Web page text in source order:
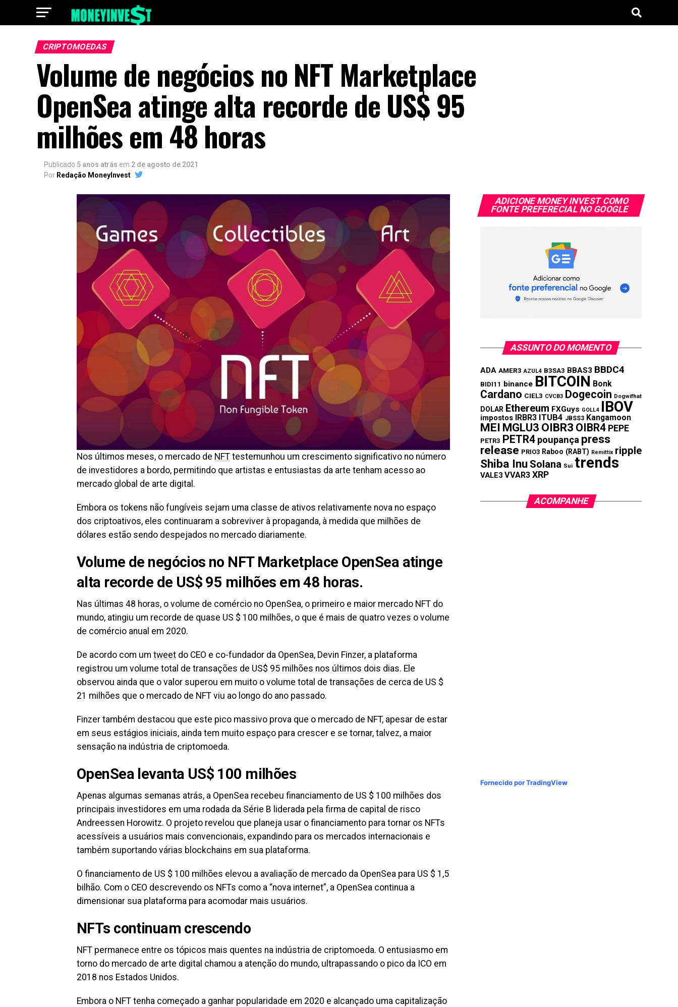
CRIPTOMOEDAS
Volume de negócios no NFT Marketplace
OpenSea atinge alta recorde de US$ 95
milhões em 48 horas
Publicado 5 anos atrás em 2 de agosto de 2021
Por Redação MoneyInvest
Nos últimos meses, o mercado de NFT testemunhou um crescimento significativo no número
de investidores a bordo, permitindo que artistas e entusiastas da arte tenham acesso ao
mercado global de arte digital.
Embora os tokens não fungíveis sejam uma classe de ativos relativamente nova no espaço
dos criptoativos, eles continuaram a sobreviver à propaganda, à medida que milhões de
dólares estão sendo despejados no mercado diariamente.
Volume de negócios no NFT Marketplace OpenSea atinge
alta recorde de US$ 95 milhões em 48 horas.
Nas últimas 48 horas, o volume de comércio no OpenSea, o primeiro e maior mercado NFT do
mundo, atingiu um recorde de quase US $ 100 milhões, o que é mais de quatro vezes o volume
de comércio anual em 2020.
De acordo com um tweet do CEO e co-fundador da OpenSea, Devin Finzer, a plataforma
registrou um volume total de transações de US$ 95 milhões nos últimos dois dias. Ele
observou ainda que o valor superou em muito o volume total de transações de cerca de US $
21 milhões que o mercado de NFT viu ao longo do ano passado.
Finzer também destacou que este pico massivo prova que o mercado de NFT, apesar de estar
em seus estágios iniciais, ainda tem muito espaço para crescer e se tornar, talvez, a maior
sensação na indústria de criptomoeda.
OpenSea levanta US$ 100 milhões
Apenas algumas semanas atrás, a OpenSea recebeu financiamento de US $ 100 milhões dos
principais investidores em uma rodada da Série B liderada pela firma de capital de risco
Andreessen Horowitz. O projeto revelou que planeja usar o financiamento para tornar os NFTs
acessíveis a usuários mais convencionais, expandindo para os mercados internacionais e
também suportando várias blockchains em sua plataforma.
O financiamento de US $ 100 milhões elevou a avaliação de mercado da OpenSea para US $ 1,5
bilhão. Com o CEO descrevendo os NFTs como a “nova internet”, a OpenSea continua a
dimensionar sua plataforma para acomodar mais usuários.
NFTs continuam crescendo
NFT permanece entre os tópicos mais quentes na indústria de criptomoeda. O entusiasmo em
torno do mercado de arte digital chamou a atenção do mundo, ultrapassando o pico da ICO em
2018 nos Estados Unidos.
Embora o NFT tenha começado a ganhar popularidade em 2020 e alcançado uma capitalização
ADICIONE MONEY INVEST COMO
FONTE PREFERECIAL NO GOOGLE
ASSUNTO DO MOMENTO
ADA AMER3 AZUL4 B3SA3 BBAS3 BBDC4
BIDI11 binance BITCOIN Bonk
Cardano CIEL3 CVCB3 Dogecoin Dogwifhat
DOLAR Ethereum FXGuys GOLL4 IBOV
impostos IRBR3 ITUB4 JBSS3 Kangamoon
MEI MGLU3 OIBR3 OIBR4 PEPE
PETR3 PETR4 poupança press
release PRIO3 Raboo (RABT) Remittix ripple
Shiba Inu Solana Sui trends
VALE3 VVAR3 XRP
ACOMPANHE
Fornecido por TradingView